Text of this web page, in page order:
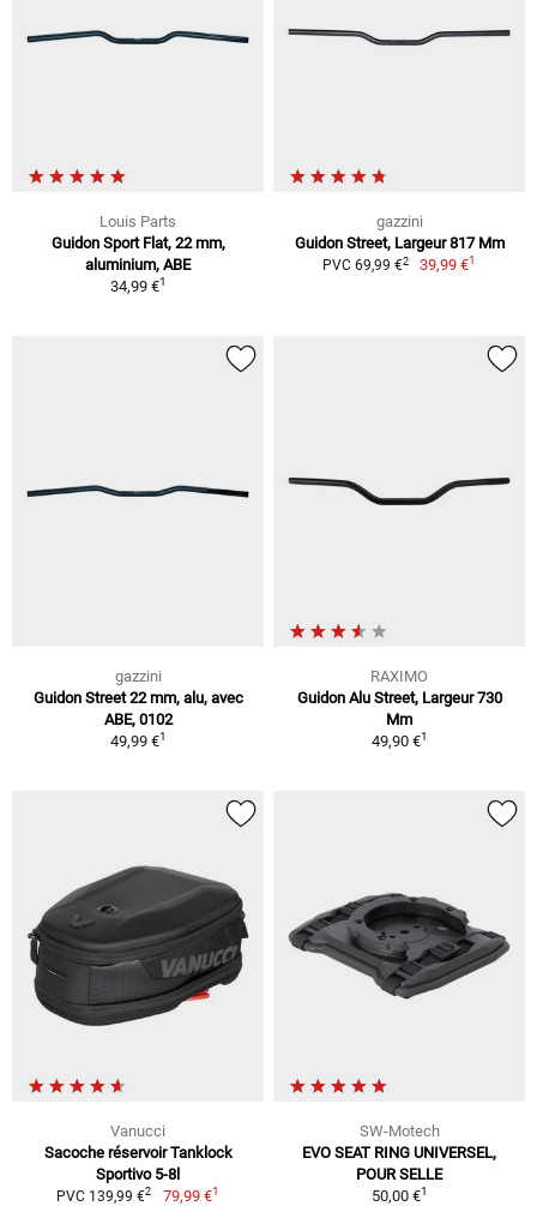
Louis Parts
Guidon Sport Flat, 22 mm,
aluminium, ABE
34,99 €1
gazzini
Guidon Street, Largeur 817 Mm
PVC 69,99 €2 39,99 €1
gazzini
Guidon Street 22 mm, alu, avec
ABE, 0102
49,99 €1
RAXIMO
Guidon Alu Street, Largeur 730
Mm
49,90 €1
Vanucci
Sacoche réservoir Tanklock
Sportivo 5-8l
PVC 139,99 €2 79,99 €1
SW-Motech
EVO SEAT RING UNIVERSEL,
POUR SELLE
50,00 €1